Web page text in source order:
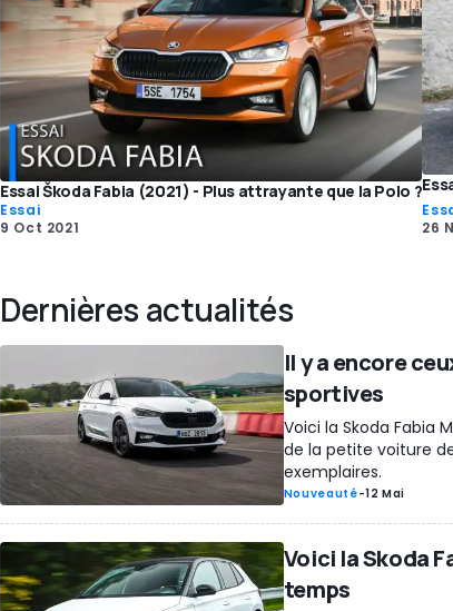
Essai Škoda Fabia (2021) - Plus attrayante que la Polo ?
Essai
9 Oct 2021
26
Dernières actualités
Il y a encore
sportives
Voici la Skoda Fabia
de la petite voiture
exemplaires.
Nouveauté-12 Mai
Voici la Skoda
temps